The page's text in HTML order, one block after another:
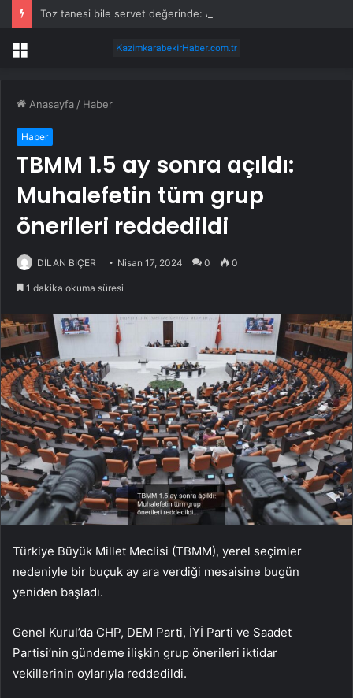
Menü
Anasayfa / Haber
Haber
TBMM 1.5 ay sonra açıldı:
Muhalefetin tüm grup
önerileri reddedildi
DİLAN BİÇER Nisan 17, 2024 0 0
1 dakika okuma süresi
Türkiye Büyük Millet Meclisi (TBMM), yerel seçimler
nedeniyle bir buçuk ay ara verdiği mesaisine bugün
yeniden başladı.
Genel Kurul’da CHP, DEM Parti, İYİ Parti ve Saadet
Partisi’nin gündeme ilişkin grup önerileri iktidar
vekillerinin oylarıyla reddedildi.